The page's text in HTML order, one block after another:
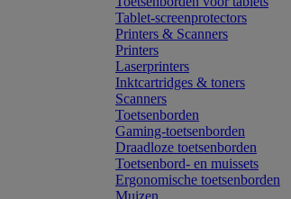
Tablet-screenprotectors
Printers & Scanners
Printers
Laserprinters
Inktcartridges & toners
Scanners
Toetsenborden
Gaming-toetsenborden
Draadloze toetsenborden
Toetsenbord- en muissets
Ergonomische toetsenborden